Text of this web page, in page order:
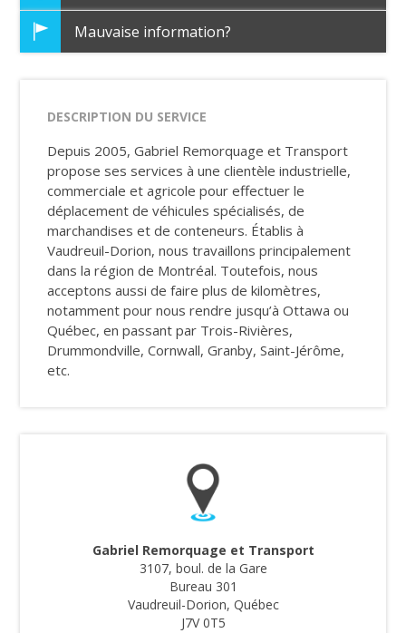
Mauvaise information?
DESCRIPTION DU SERVICE
Depuis 2005, Gabriel Remorquage et Transport
propose ses services à une clientèle industrielle,
commerciale et agricole pour effectuer le
déplacement de véhicules spécialisés, de
marchandises et de conteneurs. Établis à
Vaudreuil-Dorion, nous travaillons principalement
dans la région de Montréal. Toutefois, nous
acceptons aussi de faire plus de kilomètres,
notamment pour nous rendre jusqu’à Ottawa ou
Québec, en passant par Trois-Rivières,
Drummondville, Cornwall, Granby, Saint-Jérôme,
etc.
Gabriel Remorquage et Transport
3107, boul. de la Gare
Bureau 301
Vaudreuil-Dorion, Québec
J7V 0T5